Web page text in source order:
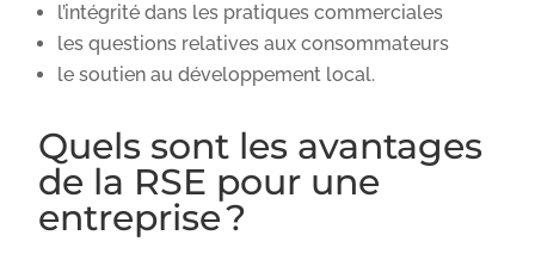
l’intégrité dans les pratiques commerciales
les questions relatives aux consommateurs
le soutien au développement local.
Quels sont les avantages
de la RSE pour une
entreprise ?